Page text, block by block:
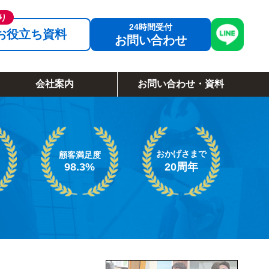
役立ち資料 お問い合わせ
会社案内 お問い合わせ・資料
顧客満足度
98.3%
おかげさまで
20周年